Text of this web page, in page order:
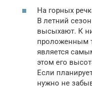
На горных
В летний
высыхают. К
проложенным
является
этом его
Если
нужно не